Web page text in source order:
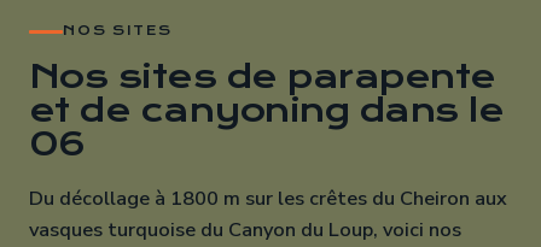
NOS SITES
Nos sites de parapente
et de canyoning dans le
06
Du décollage à 1800 m sur les crêtes du Cheiron aux
vasques turquoise du Canyon du Loup, voici nos